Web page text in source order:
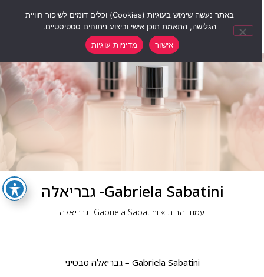
Gabriela Sabatini- גבריאלה
עמוד הבית» Gabriela Sabatini- גבריאלה
Gabriela Sabatini – גבריאלה סבטיני
באתר נעשה שימוש בעוגיות (Cookies) וכלים דומים לשיפור חוויית
הגלישה, התאמת תוכן אישי וביצוע ניתוחים סטטיסטיים.
אישור
מדיניות עוגיות